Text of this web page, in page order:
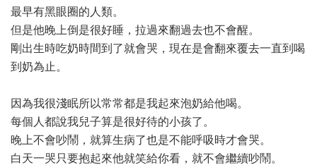
最早有黑眼圈的人類。
但是他晚上倒是很好睡，拉過來翻過去也不會醒。
剛出生時吃奶時間到了就會哭，現在是會翻來覆去一直到喝
到奶為止。
因為我很淺眠所以常常都是我起來泡奶給他喝。
每個人都說我兒子算是很好待的小孩了。
晚上不會吵鬧，就算生病了也是不能呼吸時才會哭。
白天一哭只要抱起來他就笑給你看，就不會繼續吵鬧。